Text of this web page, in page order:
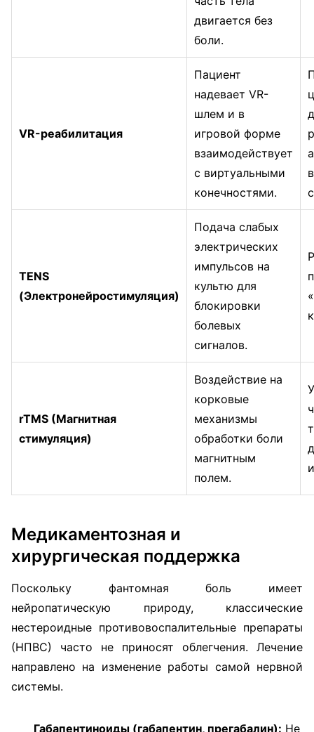
двигается без
боли.
VR-реабилитация
Пациент
надевает VR-
шлем и в
игровой форме
взаимодействует
с виртуальными
конечностями.
TENS
(Электронейростимуляция)
Подача слабых
электрических
импульсов на
культю для
блокировки
болевых
сигналов.
rTMS (Магнитная
стимуляция)
Воздействие на
корковые
механизмы
обработки боли
магнитным
полем.
Медикаментозная и
хирургическая поддержка
Поскольку фантомная боль имеет
нейропатическую природу, классические
нестероидные противовоспалительные препараты
(НПВС) часто не приносят облегчения. Лечение
направлено на изменение работы самой нервной
системы.
Габапентиноиды (габапентин, прегабалин): Не